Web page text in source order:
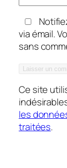
via émail.
sans
Ce site
les
traitées.